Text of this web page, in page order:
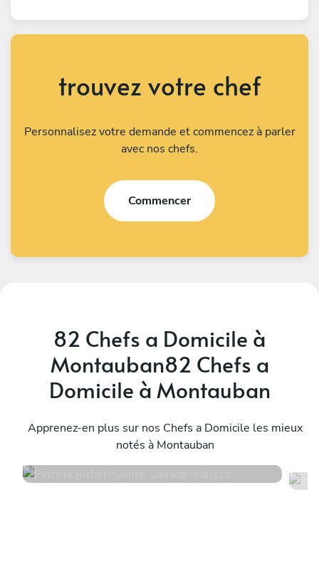
trouvez votre chef
Personnalisez votre demande et commencez à parler
avec nos chefs.
Commencer
82 Chefs a Domicile à
Montauban82 Chefs a
Domicile à Montauban
Apprenez-en plus sur nos Chefs a Domicile les mieux
notés à Montauban
Sainte-Livrade-sur-Lot
108 services